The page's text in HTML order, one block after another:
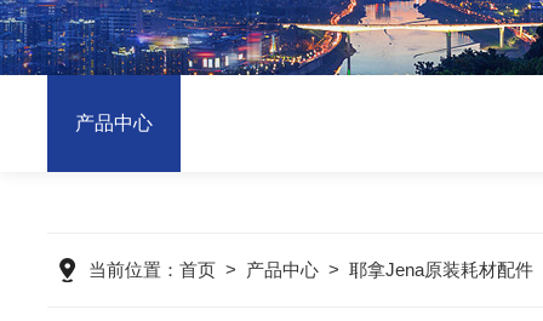
产品中心
当前位置： 首页 > 产品中心 > 耶拿Jena原装耗材配件